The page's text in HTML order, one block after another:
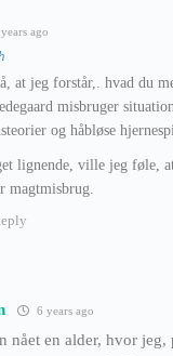
ago
at jeg forstår,. hvad du
misbruger
og håbløse
lignende, ville jeg føle,
magtmisbrug.
6 years ago
nået en alder, hvor jeg,